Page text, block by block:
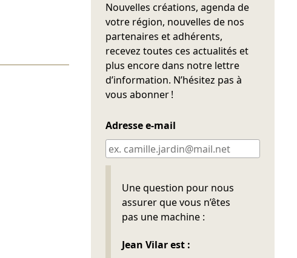
Nouvelles créations, agenda de
votre région, nouvelles de nos
partenaires et adhérents,
recevez toutes ces actualités et
plus encore dans notre lettre
d’information. N’hésitez pas à
vous abonner !
Adresse e-mail
Une question pour nous
assurer que vous n’êtes
pas une machine :
Jean Vilar est :
Ne pas remplir